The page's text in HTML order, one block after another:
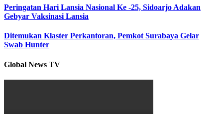
Peringatan Hari Lansia Nasional Ke -25, Sidoarjo Adakan
Gebyar Vaksinasi Lansia
Ditemukan Klaster Perkantoran, Pemkot Surabaya Gelar
Swab Hunter
Global News TV